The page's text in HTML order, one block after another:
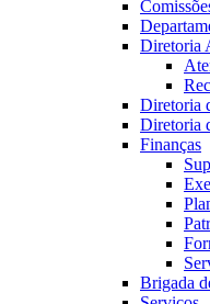
Diretoria
Diretoria
Diretoria
Finanças
Brigada